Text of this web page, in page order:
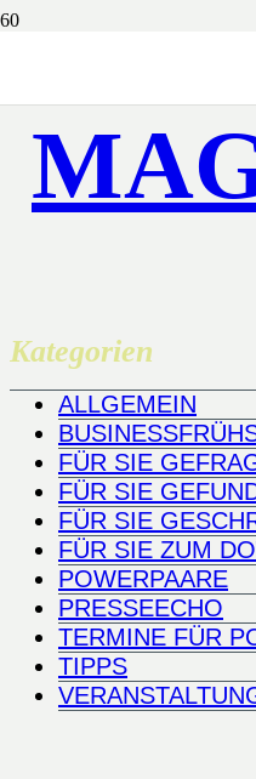
Kategorien
ALLGEMEIN
FÜR SIE
FÜR SIE
FÜR SIE
FÜR SIE ZUM
POWERPAARE
PRESSEECHO
TERMINE FÜR
TIPPS